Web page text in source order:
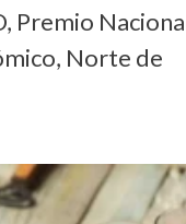
Premio
Norte de